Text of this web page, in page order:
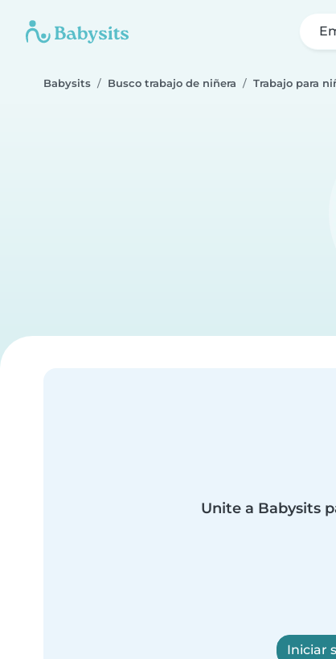
Babysits Busco trabajo de niñera Trabajo para
Unite a Babysits
Iniciar